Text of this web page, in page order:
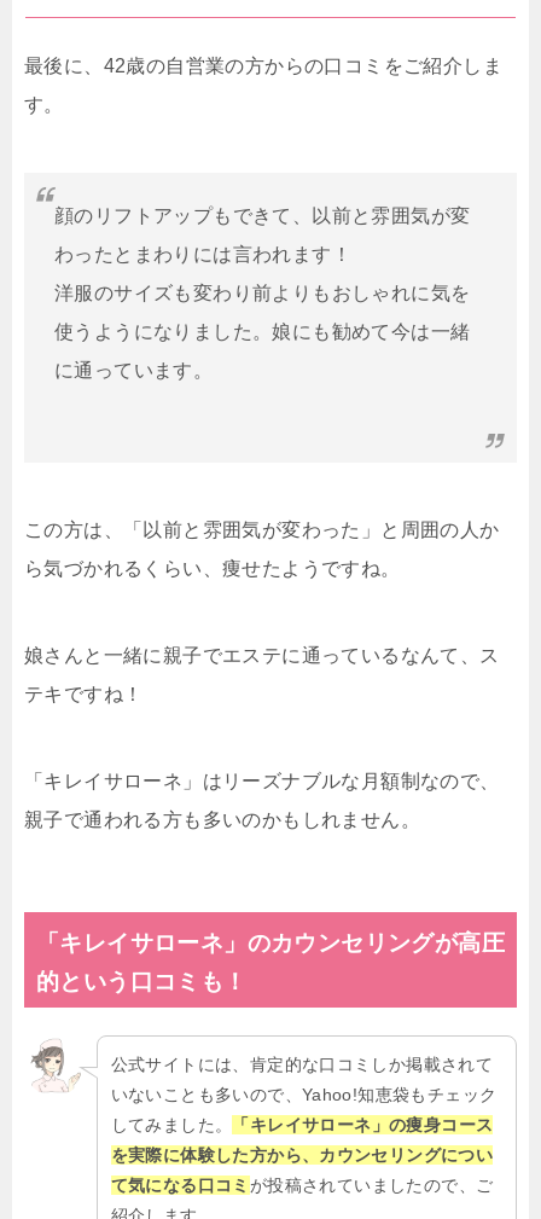
最後に、42歳の自営業の方からの口コミをご紹介しま
す。
顔のリフトアップもできて、以前と雰囲気が変
わったとまわりには言われます！
洋服のサイズも変わり前よりもおしゃれに気を
使うようになりました。娘にも勧めて今は一緒
に通っています。
この方は、「以前と雰囲気が変わった」と周囲の人か
ら気づかれるくらい、痩せたようですね。
娘さんと一緒に親子でエステに通っているなんて、ス
テキですね！
「キレイサローネ」はリーズナブルな月額制なので、
親子で通われる方も多いのかもしれません。
「キレイサローネ」のカウンセリングが高圧
的という 口コミも！
公式サイトには、肯定的な口コミしか掲載されて
いないことも多いので、Yahoo!知恵袋もチェック
してみました。
「キレイサローネ」の痩身コース
を実際に体験した方から、カウンセリングについ
て気になる口コミ が投稿されていましたので、ご
紹介します。